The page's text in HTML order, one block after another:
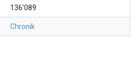
136'089
Chronik